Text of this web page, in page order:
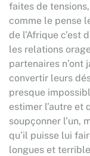
faites de
comme le pense
de l’Afrique c’est
les relations
partenaires n’ont
convertir leurs
presque
estimer l’autre et
soupçonner l’un,
qu’il puisse lui
longues et